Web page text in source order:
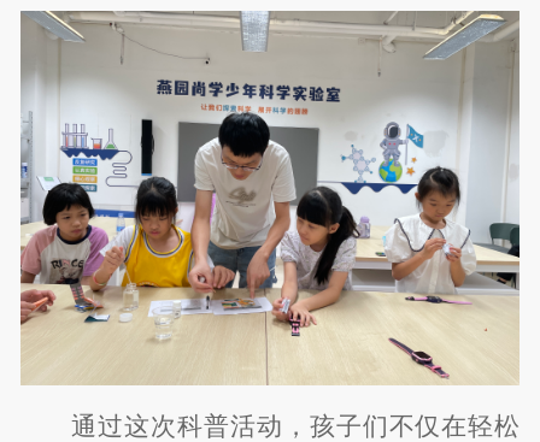
通过这次科普活动，孩子们不仅在轻松